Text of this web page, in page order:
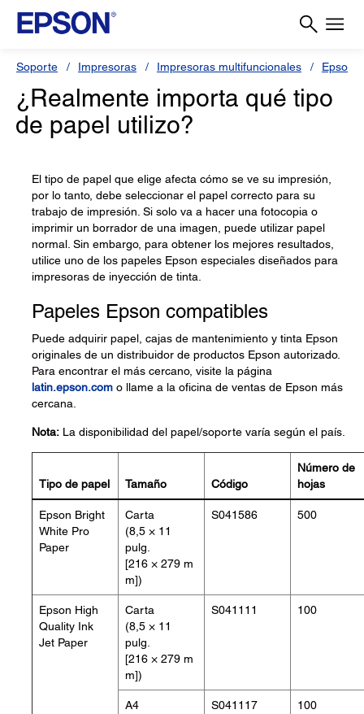
Soporte Impresoras Impresoras multifuncionales Epson
¿Realmente importa qué tipo
de papel utilizo?
El tipo de papel que elige afecta cómo se ve su impresión,
por lo tanto, debe seleccionar el papel correcto para su
trabajo de impresión. Si solo va a hacer una fotocopia o
imprimir un borrador de una imagen, puede utilizar papel
normal. Sin embargo, para obtener los mejores resultados,
utilice uno de los papeles Epson especiales diseñados para
impresoras de inyección de tinta.
Papeles Epson compatibles
Puede adquirir papel, cajas de mantenimiento y tinta Epson
originales de un distribuidor de productos Epson autorizado.
Para encontrar el más cercano, visite la página
latin.epson.com o llame a la oficina de ventas de Epson más
cercana.
Nota: La disponibilidad del papel/soporte varía según el país.
Tipo de papel Tamaño Código
Número de
hojas
Epson Bright
White Pro
Paper
Carta
(8,5 × 11
pulg.
[216 × 279 m
m])
S041586 500
Epson High
Quality Ink
Jet Paper
Carta
(8,5 × 11
pulg.
[216 × 279 m
m])
S041111 100
A4
S041117 100